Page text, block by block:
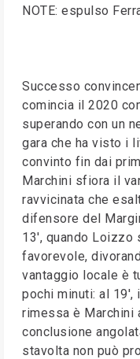
NOTE: espulso
Successo
comincia il 2020
superando con un
gara che ha visto i
convinto fin dai
Marchini sfiora il
ravvicinata che
difensore del
13', quando Loizzo
favorevole,
vantaggio locale è
pochi minuti: al 19',
rimessa è Marchini
conclusione
stavolta non può